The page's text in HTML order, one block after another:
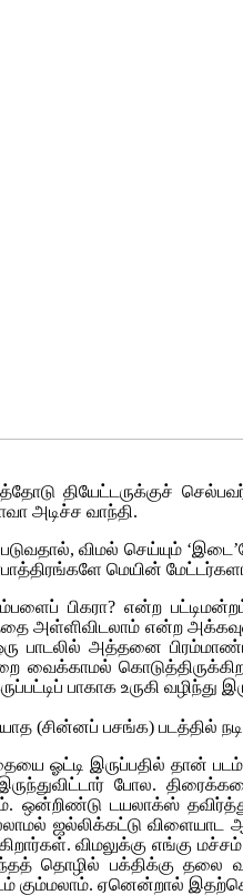
தியேட்டருக்குச்
அடிச்ச வாந்தி.
விமல் செய்யும்
மெயின் மேட்டர்களாக
பிகரா? என்ற
என்ற
ஒரு பாடலில் அத்தனை
வைக்காமல்
பாகாக உருகி
(சின்னப் பசங்க) படத்தில்
இருப்பதில் தான் படம்
போல.
ஒன்றிண்டு டயலாக்ஸ்
ஜல்லிக்கட்டு விளையாட
விமலுக்கு எங்கு
(அந்தத் தொழில் பக்திக்கு
கும்மலாம். ஏனென்றால்